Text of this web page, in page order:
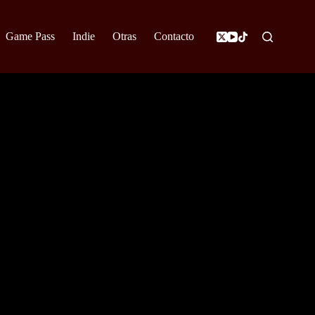
Game Pass Indie Otras Contacto